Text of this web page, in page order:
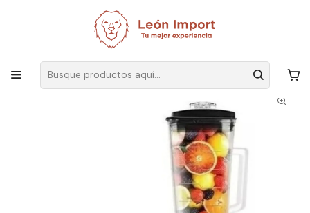
Envíos GRATIS
Cocina Electrodomésticos
Licuadora Juguera Raf 15 Velocidad 2.5l Multifuncional